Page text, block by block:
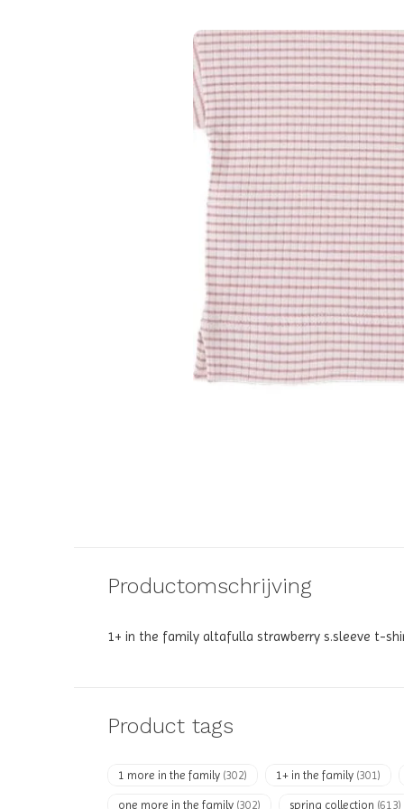
1+ IN THE
1+ in the family
strawberry
- shirt
€ 34,99 € 18,00
Productomschrijving
1+ in the family altafulla strawberry s.sleeve t-
Product tags
1 more in the family (302) 1+ in the family (301)
one more in the family (302) spring collection (613)